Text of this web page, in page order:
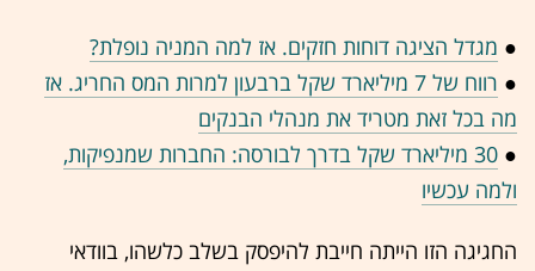
● מגדל הציגה דוחות חזקים. אז למה המניה נופלת?
●
רווח של 7 מיליארד שקל ברבעון למרות המס החריג. אז
מה בכל זאת מטריד את מנהלי הבנקים
●
30 מיליארד שקל בדרך לבורסה: החברות שמנפיקות,
ולמה עכשיו
החגיגה הזו הייתה חייבת להיפסק בשלב כלשהו, בוודאי